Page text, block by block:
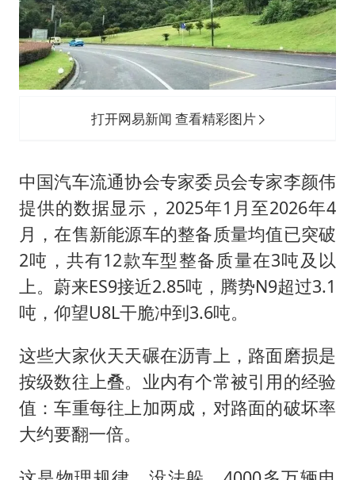
打开网易新闻 查看精彩图片
中国汽车流通协会专家委员会专家李颜伟
提供的数据显示，2025年1月至2026年4
月，在售新能源车的整备质量均值已突破
2吨，共有12款车型整备质量在3吨及以
上。蔚来ES9接近2.85吨，腾势N9超过3.1
吨，仰望U8L干脆冲到3.6吨。
这些大家伙天天碾在沥青上，路面磨损是
按级数往上叠。业内有个常被引用的经验
值：车重每往上加两成，对路面的破坏率
大约要翻一倍。